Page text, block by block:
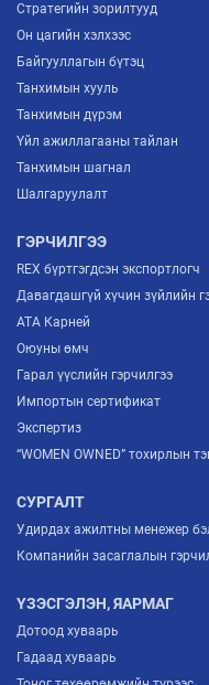
Стратегийн зорилтууд
Он цагийн хэлхээс
Байгууллагын бүтэц
Танхимын хууль
Танхимын дүрэм
Үйл ажиллагааны тайлан
Танхимын шагнал
Шалгаруулалт
ГЭРЧИЛГЭЭ
REX бүртгэгдсэн экспортлогч
Давагдашгүй хүчин зүйлийн
ATA Карней
Оюуны өмч
Гарал үүслийн гэрчилгээ
Импортын сертификат
Экспертиз
“WOMEN OWNED” тохирлын
СУРГАЛТ
Удирдах ажилтны менежер
Компанийн засаглалын
ҮЗЭСГЭЛЭН, ЯАРМАГ
Дотоод хуваарь
Гадаад хуваарь